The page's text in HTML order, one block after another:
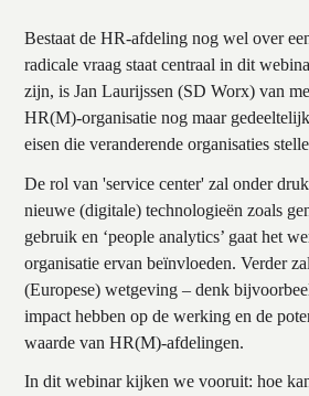
Bestaat de HR-afdeling nog wel over
radicale vraag staat centraal in dit
zijn, is Jan Laurijssen (SD Worx) van
HR(M)-organisatie nog maar
eisen die veranderende organisaties
De rol van 'service center' zal onder
nieuwe (digitale) technologieën zoals
gebruik en ‘people analytics’ gaat het
organisatie ervan beïnvloeden. Verder
(Europese) wetgeving – denk
impact hebben op de werking en de
waarde van HR(M)-afdelingen.
In dit webinar kijken we vooruit: hoe